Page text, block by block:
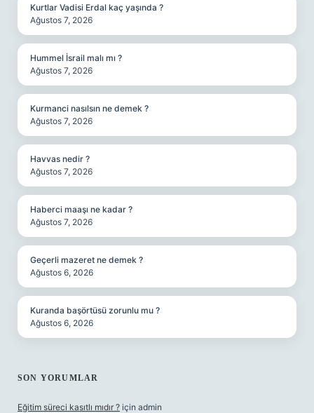
Kurtlar Vadisi Erdal kaç yaşında ?
Ağustos 7, 2026
Hummel İsrail malı mı ?
Ağustos 7, 2026
Kurmanci nasılsın ne demek ?
Ağustos 7, 2026
Havvas nedir ?
Ağustos 7, 2026
Haberci maaşı ne kadar ?
Ağustos 7, 2026
Geçerli mazeret ne demek ?
Ağustos 6, 2026
Kuranda başörtüsü zorunlu mu ?
Ağustos 6, 2026
SON YORUMLAR
Eğitim süreci kasıtlı mıdır ? için admin